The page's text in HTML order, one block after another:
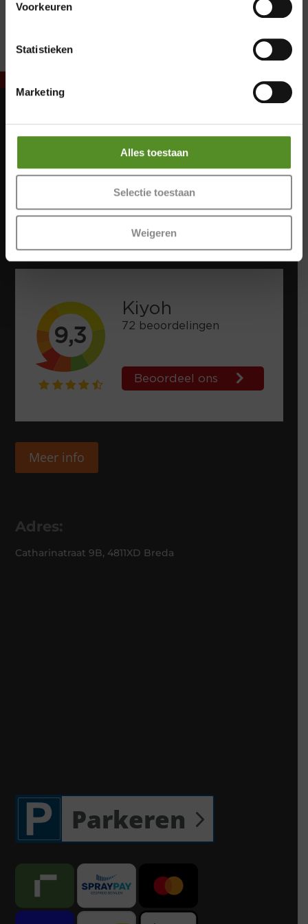
Voorkeuren
Statistieken
Marketing
Alles toestaan
Selectie toestaan
Weigeren
Donderdag: 12:00 – 17:00
Zaterdag: 12:00 – 17:00
Meer info
Adres:
Catharinatraat 9B, 4811XD Breda
Parkeren
Zondag 12:00 – 17:00